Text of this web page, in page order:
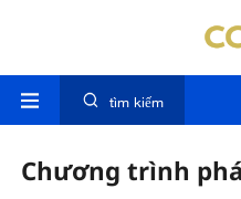
tìm kiếm
Chương trình